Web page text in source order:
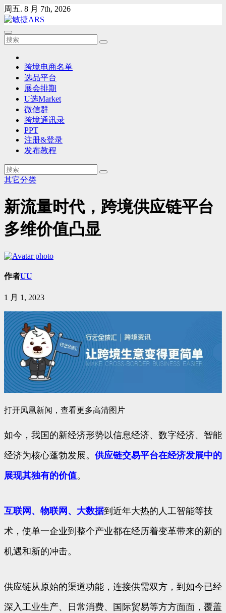
Skip
to
content
周五. 8 月 7th, 2026
跨境电商名单
选品平台
展会排期
U选Market
微信群
跨境通讯录
PPT
注册&登录
发布教程
其它分类
新流量时代，跨境供应链平台
多维价值凸显
作者UU
1 月 1, 2023
打开凤凰新闻，查看更多高清图片
如今，我国的新经济形势以信息经济、数字经济、智能
经济为核心蓬勃发展。 供应链交易平台在经济发展中的
展现其独有的价值。
互联网、物联网、大数据到近年大热的人工智能等技
术，使单一企业到整个产业都在经历着变革带来的新的
机遇和新的冲击。
供应链从原始的渠道功能，连接供需双方，到如今已经
深入工业生产、日常消费、国际贸易等方方面面，覆盖